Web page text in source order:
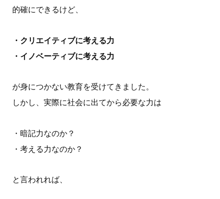
的確にできるけど、
・クリエイティブに考える力
・イノベーティブに考える力
が身につかない教育を受けてきました。
しかし、実際に社会に出てから必要な力は
・暗記力なのか？
・考える力なのか？
と言われれば、